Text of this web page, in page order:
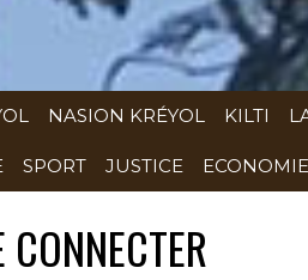
NASION KRÉYOL KILTI
SPORT JUSTICE ECONOMIE
CONNECTER